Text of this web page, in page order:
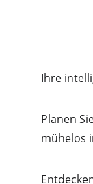
Ihre
Planen
mühelos